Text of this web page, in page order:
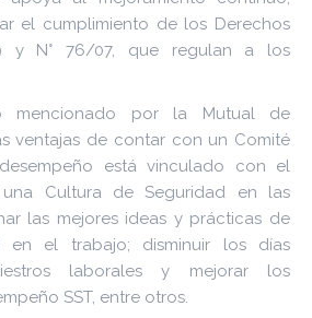
el cumplimiento de los Derechos
y N° 76/07, que regulan a los
por la Mutual de
ventajas de contar con un Comité
está vinculado con el
Cultura de Seguridad en las
las mejores ideas y prácticas de
en el trabajo; disminuir los días
laborales y mejorar los
SST, entre otros.